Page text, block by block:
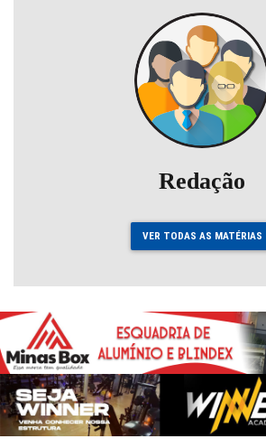
Redação
VER TODAS AS MATÉRIAS